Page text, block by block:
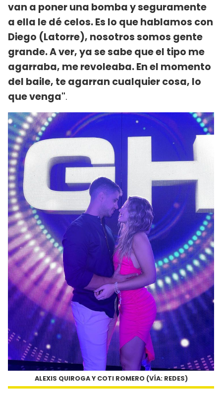
van a poner una bomba y seguramente
a ella le dé celos. Es lo que hablamos con
Diego (Latorre), nosotros somos gente
grande. A ver, ya se sabe que el tipo me
agarraba, me revoleaba. En el momento
del baile, te agarran cualquier cosa, lo
que venga".
ALEXIS QUIROGA Y COTI ROMERO (VÍA: REDES)